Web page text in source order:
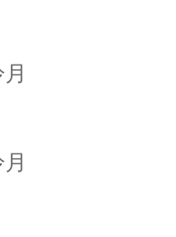
梦》
曲》
》
》